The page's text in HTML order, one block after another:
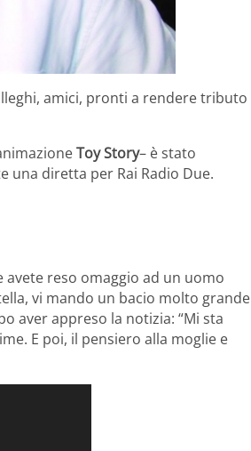
amici, pronti a rendere tributo
Toy Story– è stato
una diretta per Rai Radio Due.
avete reso omaggio ad un uomo
vi mando un bacio molto grande
aver appreso la notizia: “Mi sta
E poi, il pensiero alla moglie e